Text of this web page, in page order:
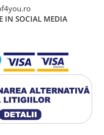
IN SOCIAL MEDIA